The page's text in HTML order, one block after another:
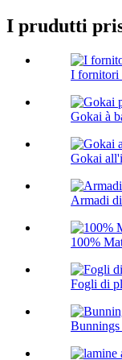
I prudutti
I fornitori
Gokai à
Gokai
Armadi
100%
Fogli di